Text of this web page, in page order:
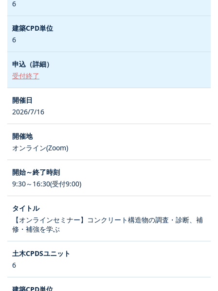
6
6
受付終了
2026/7/16
オンライン(Zoom)
9:30～16:30(受付9:00)
【オンラインセミナー】コンクリート構造物の調査・診断、補
修・補強を学ぶ
6